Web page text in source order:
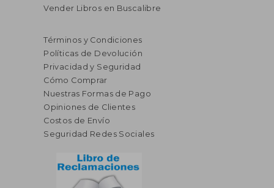
Vender Libros en Buscalibre
Términos y Condiciones
Políticas de Devolución
Privacidad y Seguridad
Cómo Comprar
Nuestras Formas de Pago
Opiniones de Clientes
Costos de Envío
Seguridad Redes Sociales